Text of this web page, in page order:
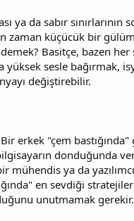
da sabır sınırlarının
zaman küçücük bir
Basitçe, bazen
sesle bağırmak,
değiştirebilir.
erkek "çem
donduğunda
mühendis ya da
en sevdiği
unutmamak gerekir.